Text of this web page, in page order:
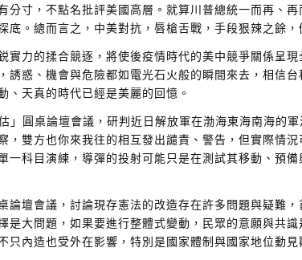
寸，不點名批評美國高層。就算川普總統一而再、
底。總而言之，中美對抗，唇槍舌戰，手段狠辣之餘
力的揉合競逐，將使後疫情時代的美中競爭關係呈
惑、機會與危險都如電光石火般的瞬間來去，相信
、天真的時代已經是美麗的回憶。
圓桌論壇會議，研判近日解放軍在渤海東海南海的
雙方也你來我往的相互發出譴責、警告，但實際情
科目演練，導彈的投射可能只是在測試其移動、預
壇會議，討論現存憲法的改造存在許多問題與疑難
大問題，如果要進行整體式變動，民眾的意願與共
內造也受外在影響，特別是國家體制與國家地位動